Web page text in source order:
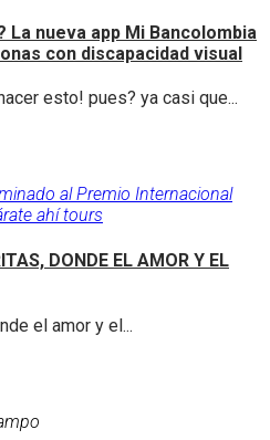
La nueva app Mi Bancolombia
con discapacidad visual
esto! pues? ya casi que...
al Premio Internacional
ahí tours
DONDE EL AMOR Y EL
el amor y el...